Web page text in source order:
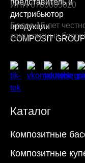
ИНН 6700005020
Более 15 лет
композитных
Каталог
Композитные
Композитные